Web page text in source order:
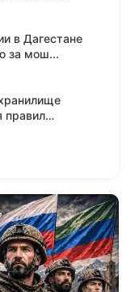
в Дагестане
за мош...
правил